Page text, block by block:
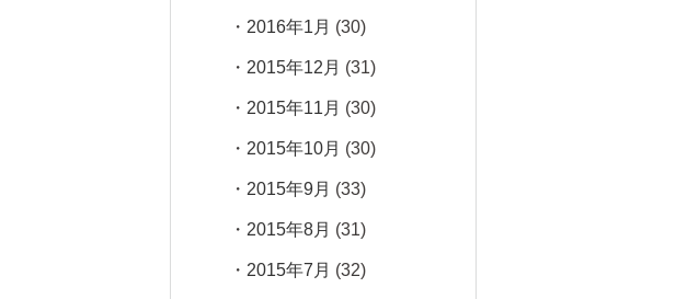
2016年1月 (30)
2015年12月 (31)
2015年11月 (30)
2015年10月 (30)
2015年9月 (33)
2015年8月 (31)
2015年7月 (32)